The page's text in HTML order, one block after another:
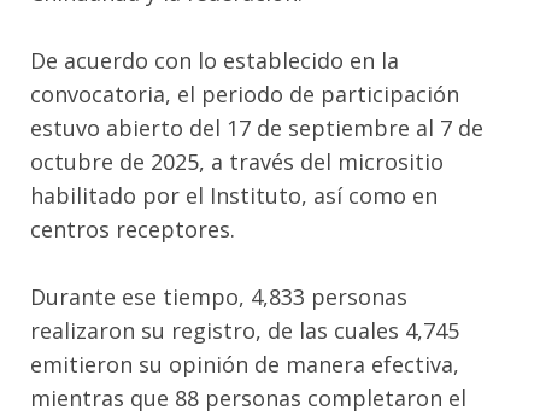
De acuerdo con lo establecido en la
convocatoria, el periodo de participación
estuvo abierto del 17 de septiembre al 7 de
octubre de 2025, a través del micrositio
habilitado por el Instituto, así como en
centros receptores.
Durante ese tiempo, 4,833 personas
realizaron su registro, de las cuales 4,745
emitieron su opinión de manera efectiva,
mientras que 88 personas completaron el